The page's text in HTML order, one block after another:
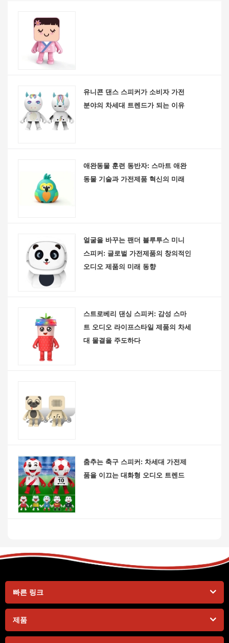
유니콘 댄스 스피커가 소비자 가전
분야의 차세대 트렌드가 되는 이유
애완동물 훈련 동반자: 스마트 애완
동물 기술과 가전제품 혁신의 미래
얼굴을 바꾸는 팬더 블루투스 미니
스피커: 글로벌 가전제품의 창의적인
오디오 제품의 미래 동향
스트로베리 댄싱 스피커: 감성 스마
트 오디오 라이프스타일 제품의 차세
대 물결을 주도하다
춤추는 축구 스피커: 차세대 가전제
품을 이끄는 대화형 오디오 트렌드
빠른 링크
제품